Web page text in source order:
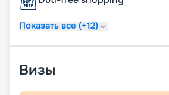
услуга по чистке обуви.
Показать все (+12)
Визы